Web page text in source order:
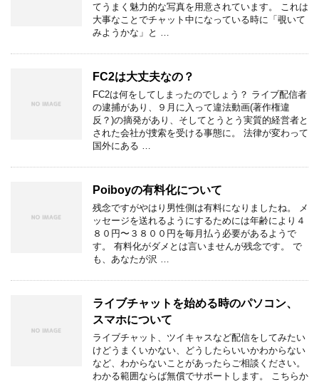
てうまく魅力的な写真を用意されています。 これは
大事なことでチャット中になっている時に「覗いて
みようかな」と …
FC2は大丈夫なの？
FC2は何をしてしまったのでしょう？ ライブ配信者
の逮捕があり、９月に入って違法動画(著作権違
反？)の摘発があり、そしてとうとう実質的経営者と
された会社が捜索を受ける事態に。 法律が変わって
国外にある …
Poiboyの有料化について
残念ですがやはり男性側は有料になりましたね。 メ
ッセージを送れるようにするためには年齢により４
８０円〜３８００円を毎月払う必要があるようで
す。 有料化がダメとは言いませんが残念です。 で
も、あなたが沢 …
ライブチャットを始める時のパソコン、
スマホについて
ライブチャット、ツイキャスなど配信をしてみたい
けどうまくいかない、どうしたらいいかわからない
など、わからないことがあったらご相談ください。
わかる範囲ならば無償でサポートします。 こちらか